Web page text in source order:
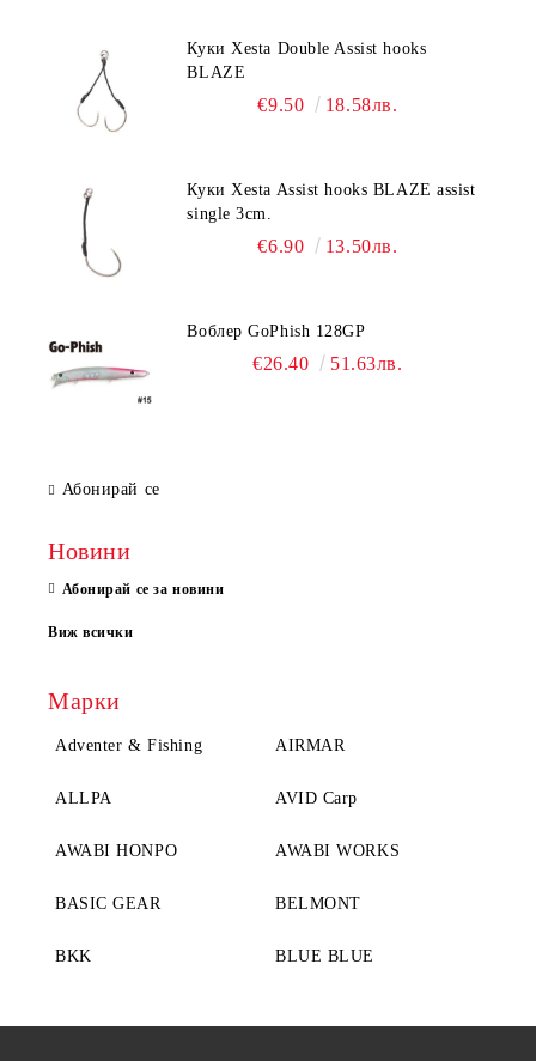
Куки Xesta Double Assist hooks
BLAZE
€9.50 18.58лв.
Куки Xesta Assist hooks BLAZE assist
single 3cm.
€6.90 13.50лв.
Воблер GoPhish 128GP
€26.40 51.63лв.
Абонирай се
Новини
Абонирай се за новини
Виж всички
Марки
Adventer & Fishing AIRMAR
ALLPA AVID Carp
AWABI HONPO AWABI WORKS
BASIC GEAR BELMONT
BKK BLUE BLUE